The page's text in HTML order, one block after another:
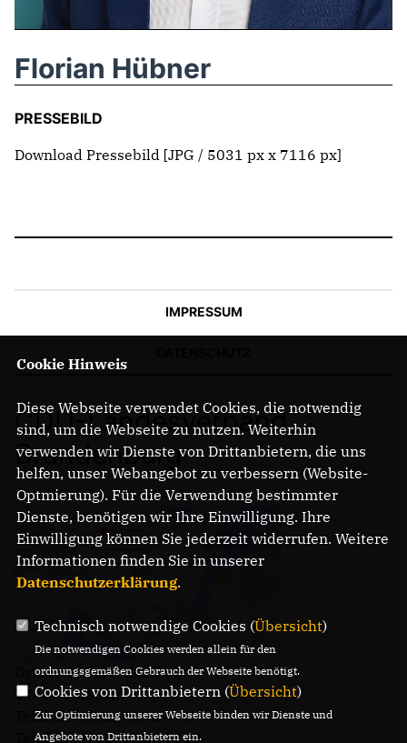
IN DER LANDESREGIERUNG
IM BUNDESTAG
PROGRAMME
Mitglied werden
Florian Hübner
PRESSEBILD
Download Pressebild [JPG / 5031 px x 7116 px]
IMPRESSUM
CDU-Landesverband
Brandenburg
Gregor-Mendel-Straße 3
14469 Potsdam
Telefon: (0331) 620 14 - 0
Telefax: (0331) 620 14 - 14
Cookie Hinweis
Diese Webseite verwendet Cookies, die notwendig
sind, um die Webseite zu nutzen. Weiterhin
verwenden wir Dienste von Drittanbietern, die uns
helfen, unser Webangebot zu verbessern (Website-
Optmierung). Für die Verwendung bestimmter
Dienste, benötigen wir Ihre Einwilligung. Ihre
Einwilligung können Sie jederzeit widerrufen. Weitere
Informationen finden Sie in unserer
Datenschutzerklärung.
Technisch notwendige Cookies (Übersicht)
Die notwendigen Cookies werden allein für den
ordnungsgemäßen Gebrauch der Webseite benötigt.
Cookies von Drittanbietern (Übersicht)
Zur Optimierung unserer Webseite binden wir Dienste und
Angebote von Drittanbietern ein.